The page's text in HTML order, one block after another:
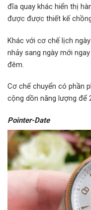
đĩa quay khác hiển thị
được được thiết kế
Khác với cơ chế lịch
nhảy sang ngày mới
đêm.
Cơ chế chuyển có phần
cộng dồn năng lượng để
Pointer-Date